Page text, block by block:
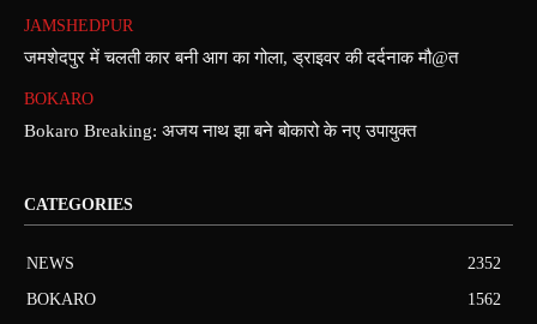
JAMSHEDPUR
जमशेदपुर में चलती कार बनी आग का गोला, ड्राइवर की दर्दनाक मौ@त
BOKARO
Bokaro Breaking: अजय नाथ झा बने बोकारो के नए उपायुक्त
CATEGORIES
NEWS
2352
BOKARO
1562